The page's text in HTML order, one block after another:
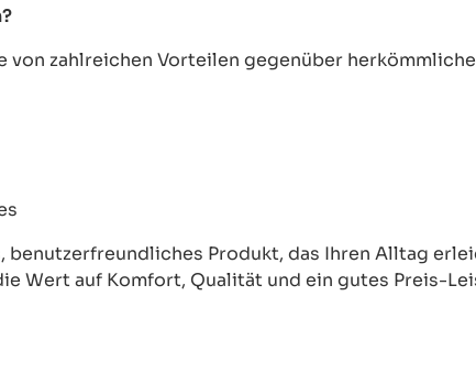
zahlreichen Vorteilen gegenüber
Produkt, das Ihren Alltag
Wert auf Komfort, Qualität und ein gutes Preis-